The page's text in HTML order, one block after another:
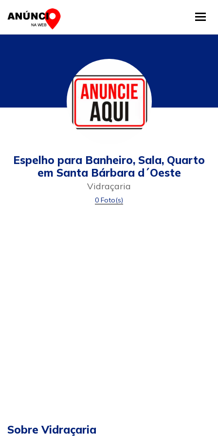
Espelho para Banheiro, Sala, Quarto
em Santa Bárbara d´Oeste
Vidraçaria
0 Foto(s)
Sobre Vidraçaria